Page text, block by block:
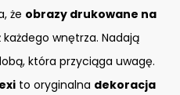
że obrazy drukowane na
wnętrza. Nadają
która przyciąga uwagę.
to oryginalna dekoracja